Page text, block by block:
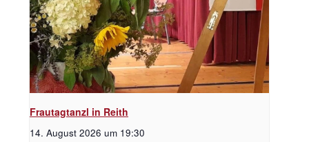
Frautagtanzl in Reith
14. August 2026 um 19:30